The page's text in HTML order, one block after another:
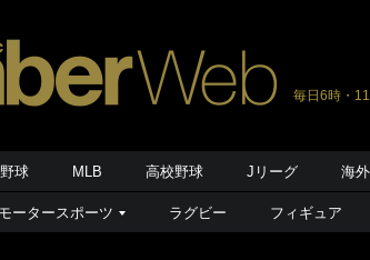
毎日6時・
球 MLB 高校野球 Jリーグ 海
モータースポーツ ラグビー フィギュア